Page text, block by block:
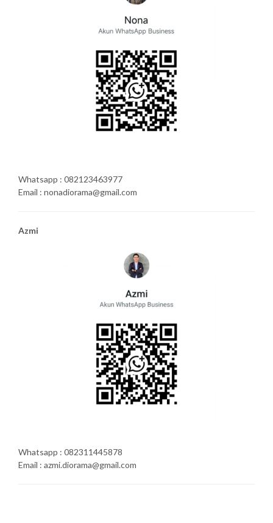
Whatsapp : 082123463977
Email : nonadiorama@gmail.com
Azmi
Whatsapp : 082311445878
Email : azmi.diorama@gmail.com